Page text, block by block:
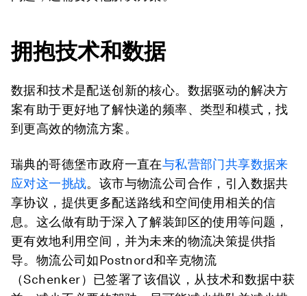
拥抱技术和数据
数据和技术是配送创新的核心。数据驱动的解决方
案有助于更好地了解快递的频率、类型和模式，找
到更高效的物流方案。
瑞典的哥德堡市政府一直在与私营部门共享数据来
应对这一挑战。该市与物流公司合作，引入数据共
享协议，提供更多配送路线和空间使用相关的信
息。这么做有助于深入了解装卸区的使用等问题，
更有效地利用空间，并为未来的物流决策提供指
导。物流公司如Postnord和辛克物流
（Schenker）已签署了该倡议，从技术和数据中获